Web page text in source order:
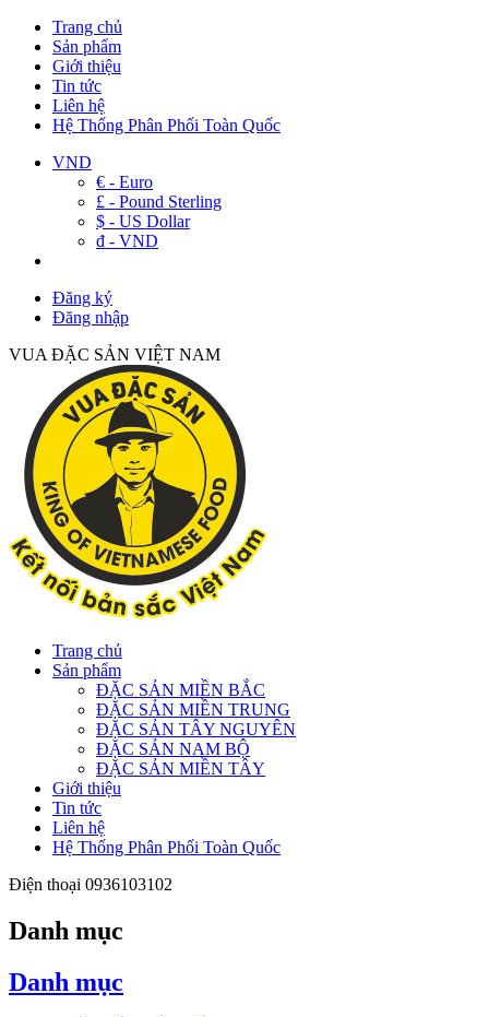
Trang chủ
Sản phẩm
Giới thiệu
Tin tức
Liên hệ
Hệ Thống Phân Phối Toàn Quốc
VND
€ - Euro
£ - Pound Sterling
$ - US Dollar
đ - VND
Đăng ký
Đăng nhập
VUA ĐẶC SẢN VIỆT NAM
Trang chủ
Sản phẩm
ĐẶC SẢN MIỀN BẮC
ĐẶC SẢN MIỀN TRUNG
ĐẶC SẢN TÂY NGUYÊN
ĐẶC SẢN NAM BỘ
ĐẶC SẢN MIỀN TÂY
Giới thiệu
Tin tức
Liên hệ
Hệ Thống Phân Phối Toàn Quốc
Điện thoại 0936103102
Danh mục
Danh mục